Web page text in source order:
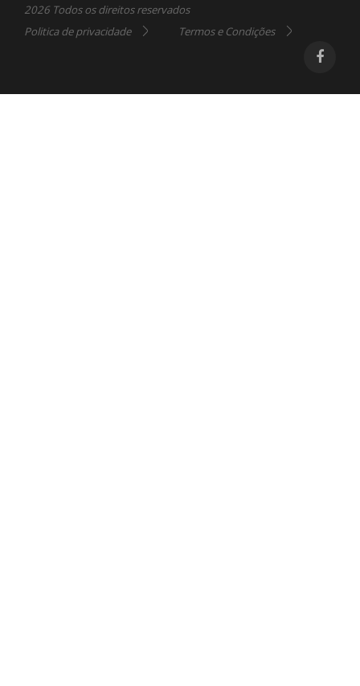
2026 Todos os direitos reservados
Politica de privacidade
Termos e Condições